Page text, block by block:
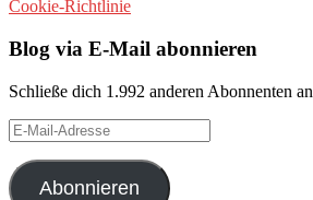
Cookie-Richtlinie
Blog via E-Mail abonnieren
Schließe dich 1.992 anderen Abonnenten an
E-
Mail-
Adresse
Abonnieren